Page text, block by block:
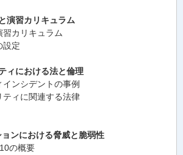
演習カリキュラム
カリキュラム
定
ィにおける法と倫理
ンシデントの事例
ィに関連する法律
ンにおける脅威と脆弱性
の概要